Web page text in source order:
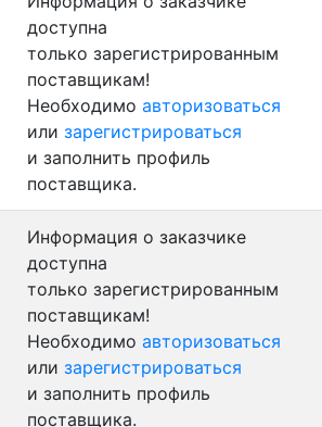
доступна
только зарегистрированным
поставщикам!
Необходимо авторизоваться
или зарегистрироваться
и заполнить профиль
поставщика.
Информация о заказчике
доступна
только зарегистрированным
поставщикам!
Необходимо авторизоваться
или зарегистрироваться
и заполнить профиль
поставщика.